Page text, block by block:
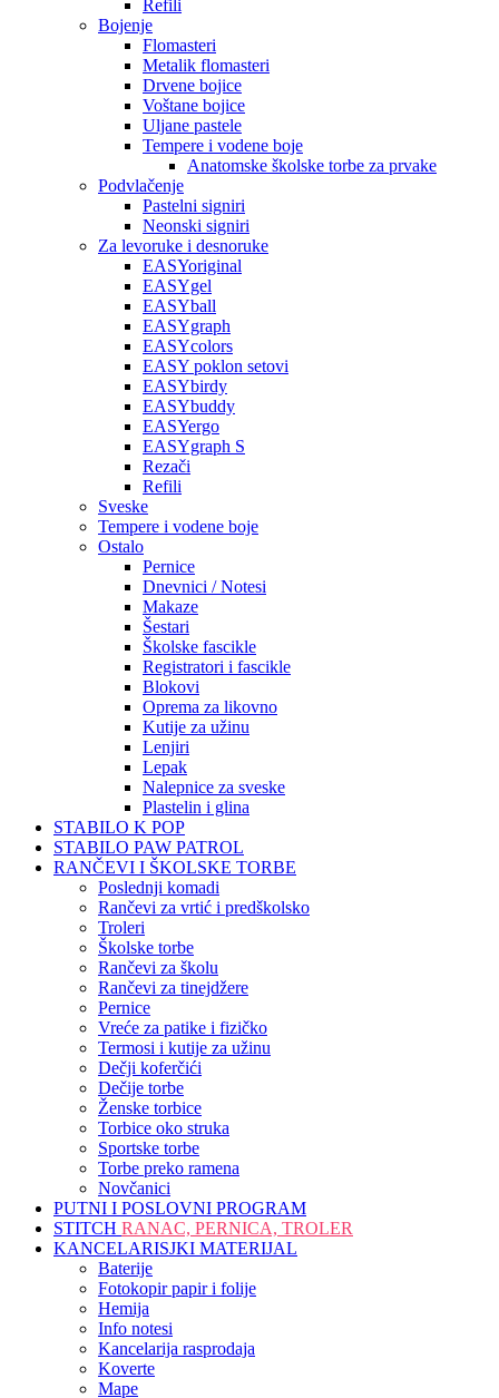
Refili
Bojenje
Flomasteri
Metalik flomasteri
Drvene bojice
Voštane bojice
Uljane pastele
Tempere i vodene boje
Anatomske školske torbe za prvake
Podvlačenje
Pastelni signiri
Neonski signiri
Za levoruke i desnoruke
EASYoriginal
EASYgel
EASYball
EASYgraph
EASYcolors
EASY poklon setovi
EASYbirdy
EASYbuddy
EASYergo
EASYgraph S
Rezači
Refili
Sveske
Tempere i vodene boje
Ostalo
Pernice
Dnevnici / Notesi
Makaze
Šestari
Školske fascikle
Registratori i fascikle
Blokovi
Oprema za likovno
Kutije za užinu
Lenjiri
Lepak
Nalepnice za sveske
Plastelin i glina
STABILO K POP
STABILO PAW PATROL
RANČEVI I ŠKOLSKE TORBE
Poslednji komadi
Rančevi za vrtić i predškolsko
Troleri
Školske torbe
Rančevi za školu
Rančevi za tinejdžere
Pernice
Vreće za patike i fizičko
Termosi i kutije za užinu
Dečji koferčići
Dečije torbe
Ženske torbice
Torbice oko struka
Sportske torbe
Torbe preko ramena
Novčanici
PUTNI I POSLOVNI PROGRAM
STITCH RANAC, PERNICA, TROLER
KANCELARISJKI MATERIJAL
Baterije
Fotokopir papir i folije
Hemija
Info notesi
Kancelarija rasprodaja
Koverte
Mape